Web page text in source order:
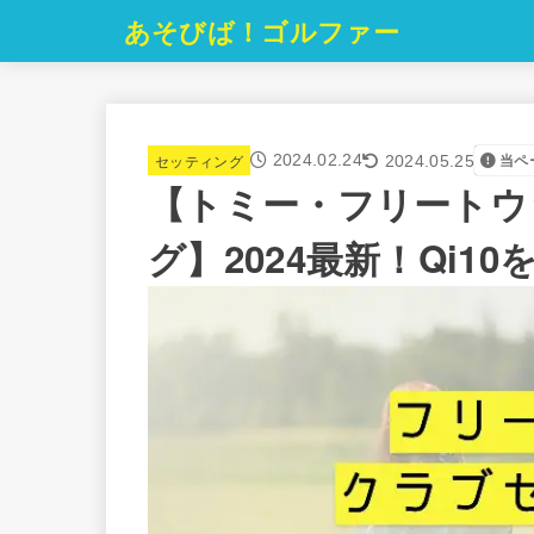
あそびば！ゴルファー
セッティング 2024.02.24 2024.05.25 当ペ
【トミー・フリート
グ】2024最新！Qi10